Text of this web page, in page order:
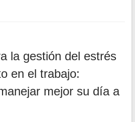
la gestión del estrés
en el trabajo:
mejor su día a